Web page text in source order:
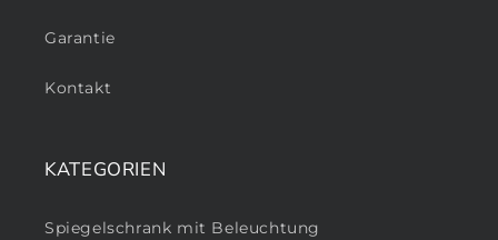
Garantie
Kontakt
KATEGORIEN
Spiegelschrank mit Beleuchtung